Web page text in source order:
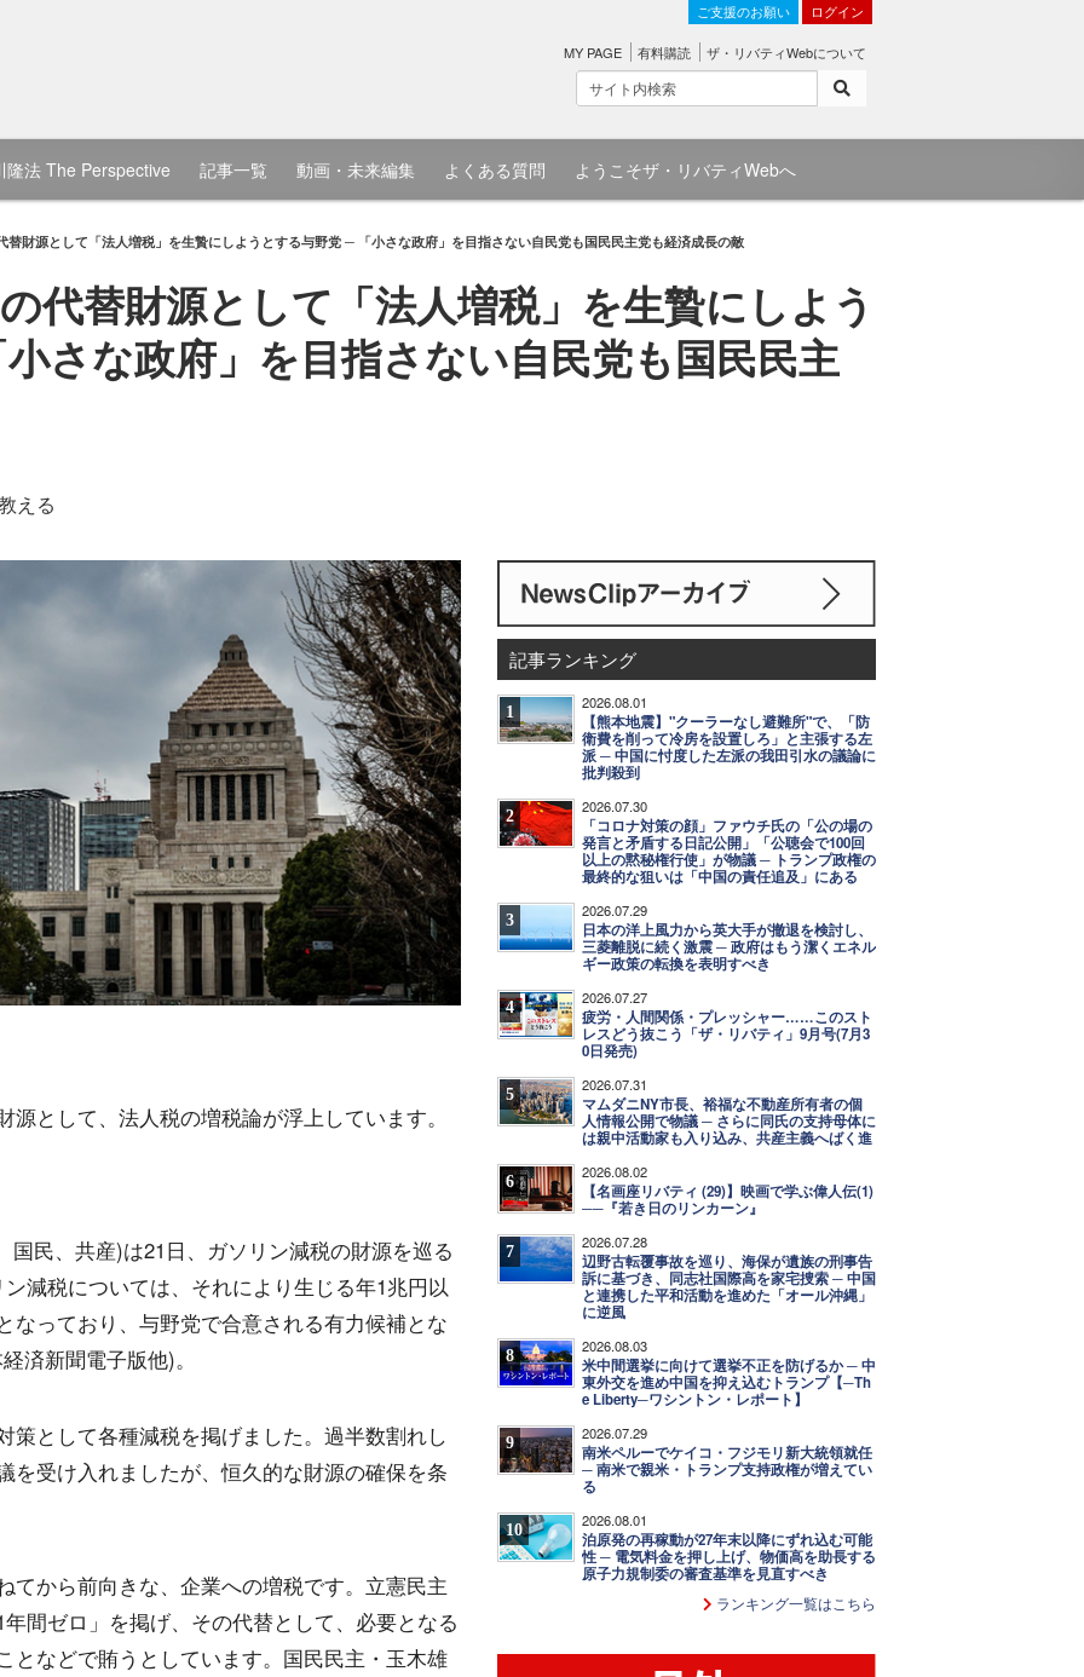
ご支援のお願い ログイン
MY PAGE 有料購読 ザ・リバティWebについて
隆法 The Perspective 記事一覧 動画・未来編集 よくある質問 ようこそザ・リバティWebへ
替財源として「法人増税」を生贄にしようとする与野党 ─ 「小さな政府」を目指さない自民党も国民民主党も経済成長の敵
代替財源として「法人増税」を生贄にしよう
さな政府」を目指さない自民党も国民民主
える
として、法人税の増税論が浮上しています。
民、共産)は21日、ガソリン減税の財源を巡る
減税については、それにより生じる年1兆円以
なっており、与野党で合意される有力候補とな
済新聞電子版他)。
策として各種減税を掲げました。過半数割れし
を受け入れましたが、恒久的な財源の確保を条
てから前向きな、企業への増税です。立憲民主
間ゼロ」を掲げ、その代替として、必要となる
となどで賄うとしています。国民民主・玉木雄
記事ランキング
1 2026.08.01
【熊本地震】"クーラーなし避難所"で、「防
衛費を削って冷房を設置しろ」と主張する左
派 ─ 中国に忖度した左派の我田引水の議論に
批判殺到
2 2026.07.30
「コロナ対策の顔」ファウチ氏の「公の場の
発言と矛盾する日記公開」「公聴会で100回
以上の黙秘権行使」が物議 ─ トランプ政権の
最終的な狙いは「中国の責任追及」にある
3 2026.07.29
日本の洋上風力から英大手が撤退を検討し、
三菱離脱に続く激震 ─ 政府はもう潔くエネル
ギー政策の転換を表明すべき
4 2026.07.27
疲労・人間関係・プレッシャー……このスト
レスどう抜こう「ザ・リバティ」9月号(7月3
0日発売)
5 2026.07.31
マムダニNY市長、裕福な不動産所有者の個
人情報公開で物議 ─ さらに同氏の支持母体に
は親中活動家も入り込み、共産主義へばく進
6 2026.08.02
【名画座リバティ (29)】映画で学ぶ偉人伝(1)
──『若き日のリンカーン』
7 2026.07.28
辺野古転覆事故を巡り、海保が遺族の刑事告
訴に基づき、同志社国際高を家宅捜索 ─ 中国
と連携した平和活動を進めた「オール沖縄」
に逆風
8 2026.08.03
米中間選挙に向けて選挙不正を防げるか ─ 中
東外交を進め中国を抑え込むトランプ【─Th
e Liberty─ワシントン・レポート】
9 2026.07.29
南米ペルーでケイコ・フジモリ新大統領就任
─ 南米で親米・トランプ支持政権が増えてい
る
10 2026.08.01
泊原発の再稼動が27年末以降にずれ込む可能
性 ─ 電気料金を押し上げ、物価高を助長する
原子力規制委の審査基準を見直すべき
ランキング一覧はこちら